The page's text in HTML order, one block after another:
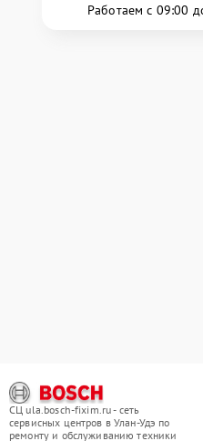
Работаем с 09:00
СЦ ula.bosch-fixim.ru - сеть
сервисных центров в Улан-Удэ по
ремонту и обслуживанию техники